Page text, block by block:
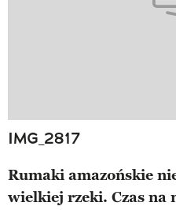
IMG_2817
Rumaki amazońskie
wielkiej rzeki. Czas na